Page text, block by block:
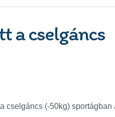
a cselgáncs
cselgáncs (-50kg) sportágban